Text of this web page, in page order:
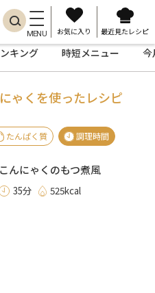
お気に入り 最近見たレシピ
MENU
キング 時短メニュー 今
ゃくを使ったレシピ
たんぱく質 調理時間
こんにゃくのもつ煮風
35分 525kcal